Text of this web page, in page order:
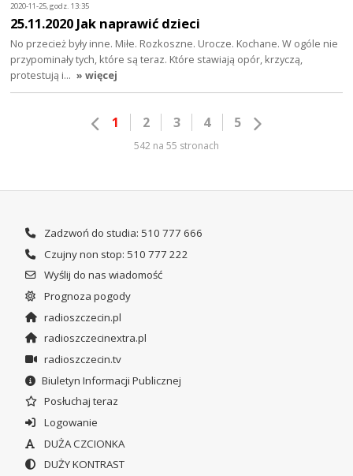
2020-11-25, godz. 13:35
25.11.2020 Jak naprawić dzieci
No przecież były inne. Miłe. Rozkoszne. Urocze. Kochane. W ogóle nie
przypominały tych, które są teraz. Które stawiają opór, krzyczą,
protestują i… » więcej
1 2 3 4 5
542 na 55 stronach
Zadzwoń do studia: 510 777 666
Czujny non stop: 510 777 222
Wyślij do nas wiadomość
Prognoza pogody
radioszczecin.pl
radioszczecinextra.pl
radioszczecin.tv
Biuletyn Informacji Publicznej
Posłuchaj teraz
Logowanie
DUŻA CZCIONKA
DUŻY KONTRAST